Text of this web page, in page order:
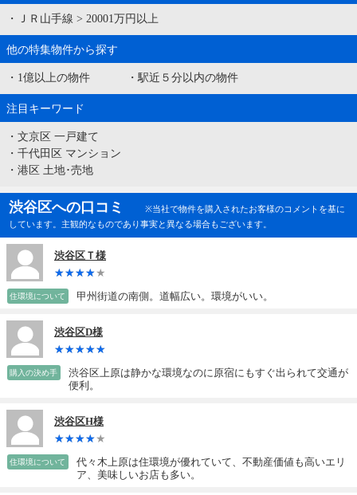
・ ＪＲ山手線 > 20001万円以上
他の特集物件から探す
・ 1億以上の物件 ・駅近５分以内の物件
注目キーワード
・ 文京区 一戸建て
・ 千代田区 マンション
・ 港区 土地･売地
渋谷区への口コミ
※当社で物件を購入されたお客様のコメントを基に
しています。主観的なものであり事実と異なる場合もございます。
渋谷区Ｔ様
住環境について 甲州街道の南側。道幅広い。環境がいい。
渋谷区D様
購入の決め手
渋谷区上原は静かな環境なのに原宿にもすぐ出られて交通が
便利。
渋谷区H様
住環境について
代々木上原は住環境が優れていて、不動産価値も高いエリ
ア、美味しいお店も多い。